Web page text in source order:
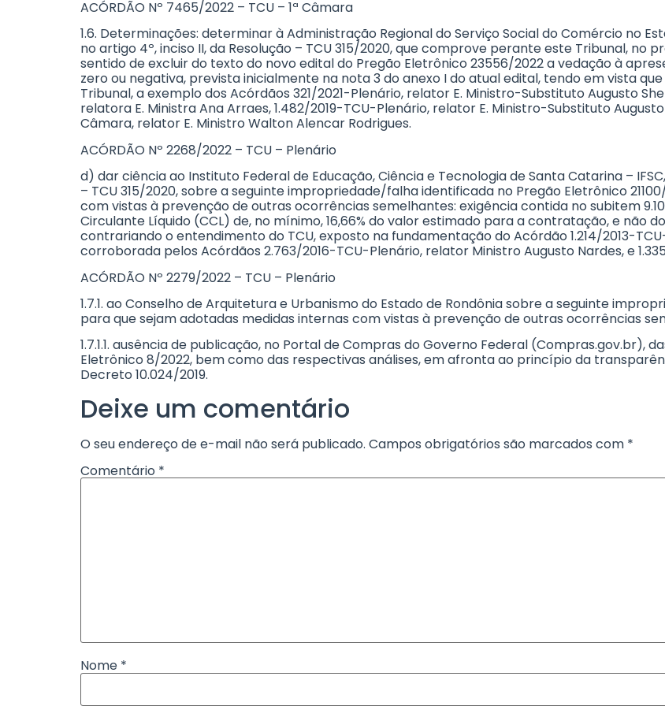
ACÓRDÃO Nº 7465/2022 – TCU – 1ª Câmara
1.6. Determinações: determinar à Administração Regional do Serviço Social do Comércio no
no artigo 4º, inciso II, da Resolução – TCU 315/2020, que comprove perante este Tribunal, no
sentido de excluir do texto do novo edital do Pregão Eletrônico 23556/2022 a vedação à
zero ou negativa, prevista inicialmente na nota 3 do anexo I do atual edital, tendo em vista
Tribunal, a exemplo dos Acórdãos 321/2021-Plenário, relator E. Ministro-Substituto Augusto
relatora E. Ministra Ana Arraes, 1.482/2019-TCU-Plenário, relator E. Ministro-Substituto
Câmara, relator E. Ministro Walton Alencar Rodrigues.
ACÓRDÃO Nº 2268/2022 – TCU – Plenário
d) dar ciência ao Instituto Federal de Educação, Ciência e Tecnologia de Santa Catarina –
– TCU 315/2020, sobre a seguinte impropriedade/falha identificada no Pregão Eletrônico
com vistas à prevenção de outras ocorrências semelhantes: exigência contida no subitem
Circulante Líquido (CCL) de, no mínimo, 16,66% do valor estimado para a contratação, e não
contrariando o entendimento do TCU, exposto na fundamentação do Acórdão 1.214/2013-
corroborada pelos Acórdãos 2.763/2016-TCU-Plenário, relator Ministro Augusto Nardes, e
ACÓRDÃO Nº 2279/2022 – TCU – Plenário
1.7.1. ao Conselho de Arquitetura e Urbanismo do Estado de Rondônia sobre a seguinte
para que sejam adotadas medidas internas com vistas à prevenção de outras ocorrências
1.7.1.1. ausência de publicação, no Portal de Compras do Governo Federal (Compras.gov.br),
Eletrônico 8/2022, bem como das respectivas análises, em afronta ao princípio da
Decreto 10.024/2019.
Deixe um comentário
O seu endereço de e-mail não será publicado. Campos obrigatórios são marcados com *
Comentário *
Nome *